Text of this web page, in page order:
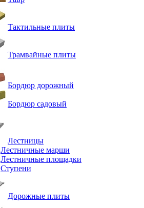
Тактильные плиты
Трамвайные плиты
Бордюр дорожный
Бордюр садовый
Лестницы
Лестничные марши
Лестничные площадки
Ступени
Дорожные плиты